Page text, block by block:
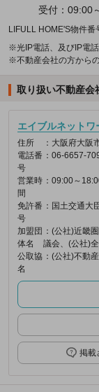
受付：09:00
LIFULL HOME'S物件
※光IP電話、及びIP電話
※不動産会社の方から
取り扱い不動産会
エイブルネット
住所
：大阪府大
電話番
号
：06-6657-
営業時
間
：09:00～
免許番
号
：国土交通大
加盟団
体名
：(公社)近畿
議会、(公社)
公取協
名
：(公社)不動
掲載